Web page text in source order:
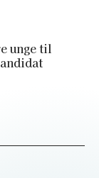
unge til